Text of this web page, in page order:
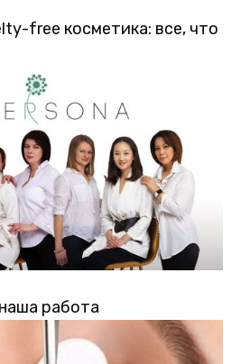
free косметика: все, что
работа